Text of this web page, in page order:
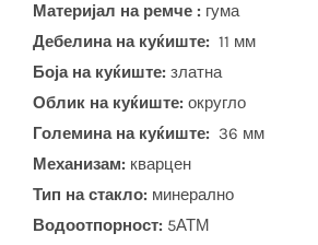
Материјал на ремче : гума
Дебелина на куќиште: 11 мм
Боја на куќиште: златна
Облик на куќиште: округло
Големина на куќиште: 36 мм
Механизам: кварцен
Тип на стакло: минерално
Водоотпорност: 5АТМ